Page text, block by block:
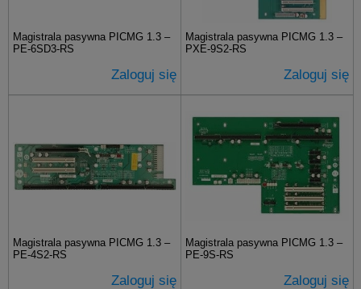
Magistrala pasywna PICMG 1.3 –
PE-6SD3-RS
Zaloguj się
Magistrala pasywna PICMG 1.3 –
PXE-9S2-RS
Zaloguj się
Magistrala pasywna PICMG 1.3 –
PE-4S2-RS
Zaloguj się
Magistrala pasywna PICMG 1.3 –
PE-9S-RS
Zaloguj się